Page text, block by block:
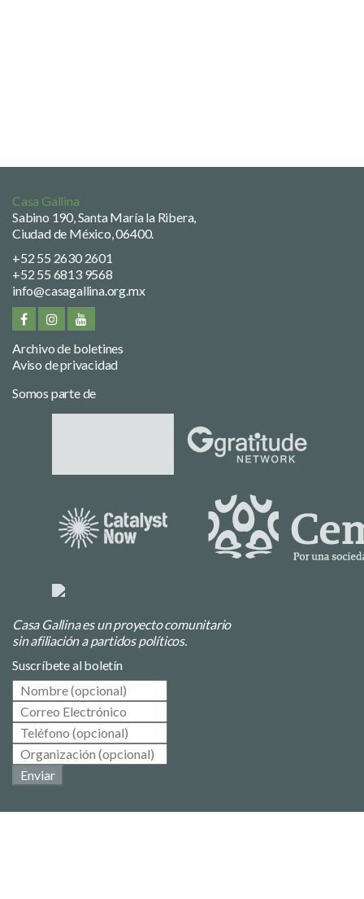
Casa Gallina
Sabino 190, Santa María la Ribera,
Ciudad de México, 06400.
+52 55 2630 2601
+52 55 6813 9568
info@casagallina.org.mx
Archivo de boletines
Aviso de privacidad
Somos parte de
Casa Gallina es un proyecto comunitario
sin afiliación a partidos políticos.
Suscríbete al boletín
Enviar